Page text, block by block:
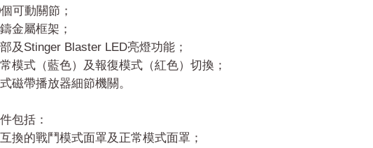
可動關節；
金屬框架；
及Stinger Blaster LED亮燈功能；
模式（藍色）及報復模式（紅色）切換；
磁帶播放器細節機關。
包括：
換的戰鬥模式面罩及正常模式面罩；